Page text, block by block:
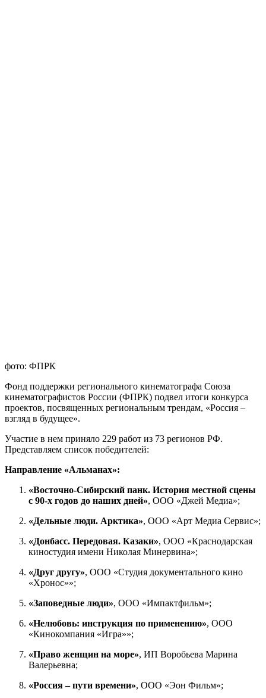
фото: ФПРК
Фонд поддержки регионального кинематографа Союза
кинематографистов России (ФПРК) подвел итоги конкурса
проектов, посвященных региональным трендам, «Россия –
взгляд в будущее».
Участие в нем приняло 229 работ из 73 регионов РФ.
Представляем список победителей:
Направление «Альманах»:
«Восточно-Сибирский панк. История местной сцены
с 90-х годов до наших дней», ООО «Джей Медиа»;
«Дельные люди. Арктика», ООО «Арт Медиа Сервис»;
«Донбасс. Передовая. Казаки», ООО «Краснодарская
киностудия имени Николая Минервина»;
«Друг другу», ООО «Студия документального кино
«Хронос»»;
«Заповедные люди», ООО «Импактфильм»;
«Нелюбовь: инструкция по применению», ООО
«Кинокомпания «Игра»»;
«Право женщин на море», ИП Воробьева Марина
Валерьевна;
«Россия – пути времени», ООО «Эон Фильм»;